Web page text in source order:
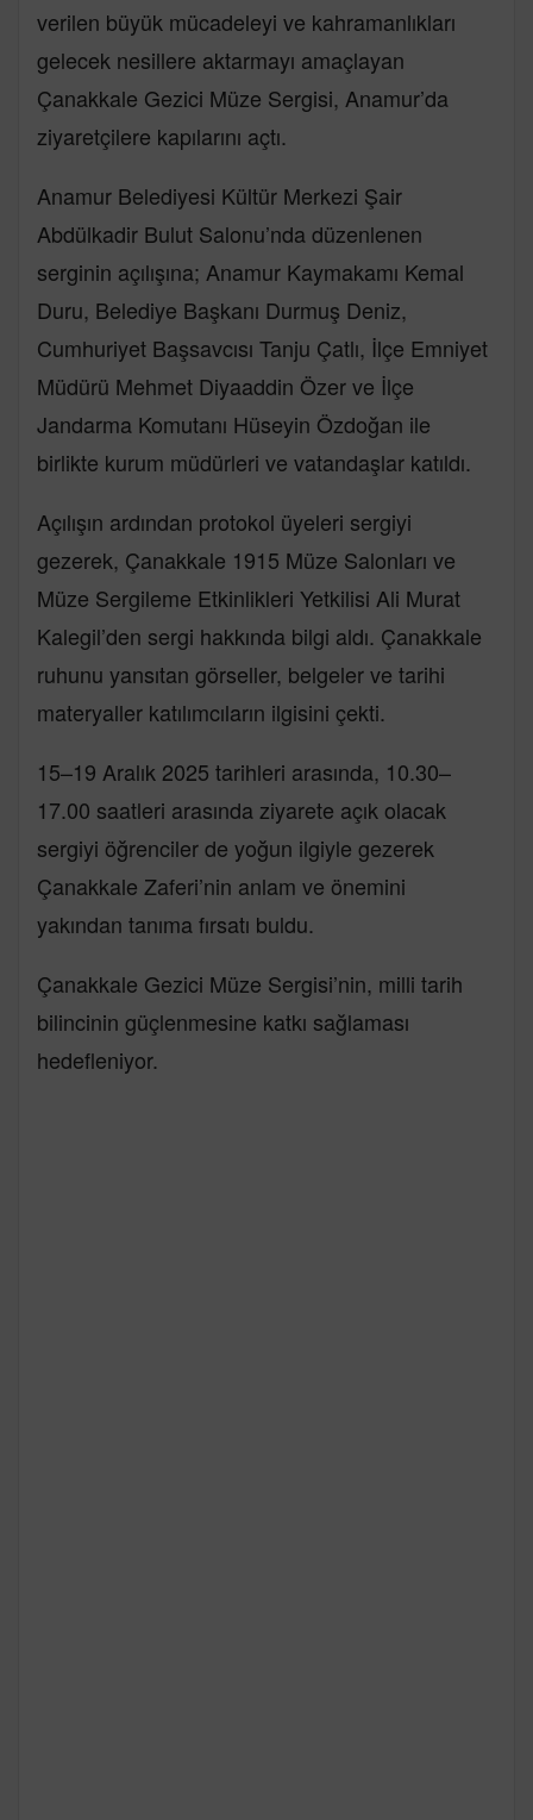
verilen büyük mücadeleyi ve kahramanlıkları
gelecek nesillere aktarmayı amaçlayan
Çanakkale Gezici Müze Sergisi, Anamur’da
ziyaretçilere kapılarını açtı.
Anamur Belediyesi Kültür Merkezi Şair
Abdülkadir Bulut Salonu’nda düzenlenen
serginin açılışına; Anamur Kaymakamı Kemal
Duru, Belediye Başkanı Durmuş Deniz,
Cumhuriyet Başsavcısı Tanju Çatlı, İlçe Emniyet
Müdürü Mehmet Diyaaddin Özer ve İlçe
Jandarma Komutanı Hüseyin Özdoğan ile
birlikte kurum müdürleri ve vatandaşlar katıldı.
Açılışın ardından protokol üyeleri sergiyi
gezerek, Çanakkale 1915 Müze Salonları ve
Müze Sergileme Etkinlikleri Yetkilisi Ali Murat
Kalegil’den sergi hakkında bilgi aldı. Çanakkale
ruhunu yansıtan görseller, belgeler ve tarihi
materyaller katılımcıların ilgisini çekti.
15–19 Aralık 2025 tarihleri arasında, 10.30–
17.00 saatleri arasında ziyarete açık olacak
sergiyi öğrenciler de yoğun ilgiyle gezerek
Çanakkale Zaferi’nin anlam ve önemini
yakından tanıma fırsatı buldu.
Çanakkale Gezici Müze Sergisi’nin, milli tarih
bilincinin güçlenmesine katkı sağlaması
hedefleniyor.